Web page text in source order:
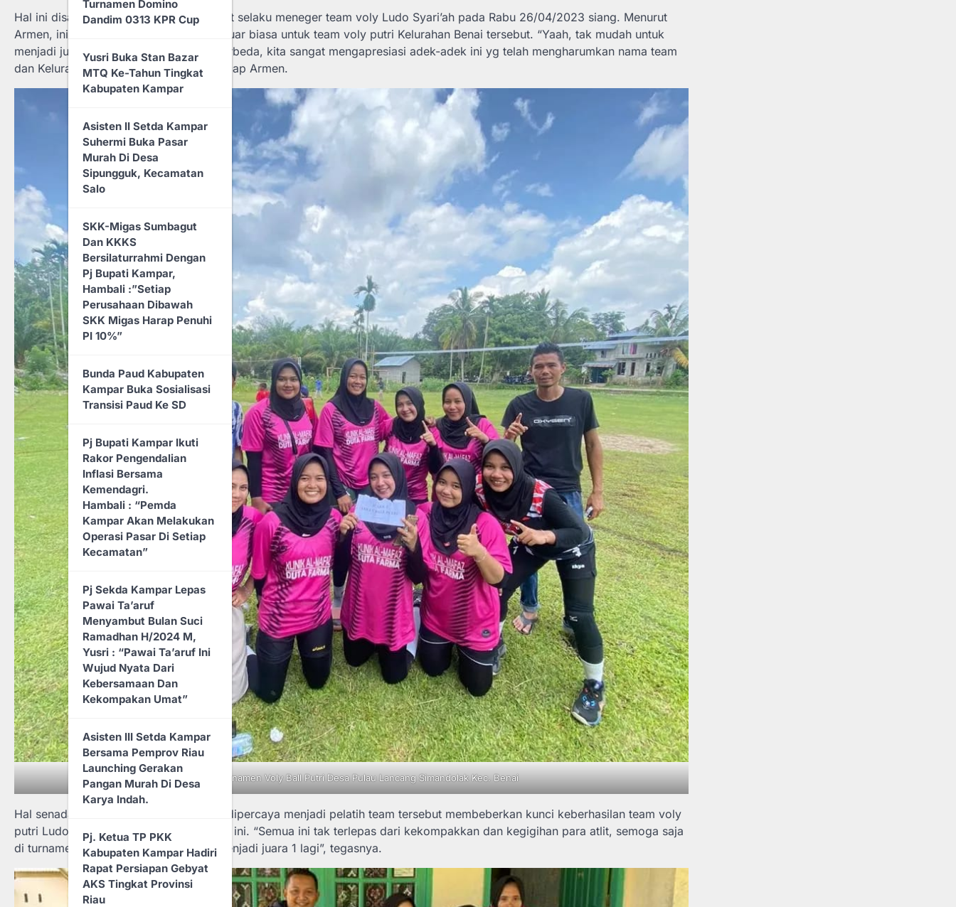
Balai Jaya
Dr.Pratomo, Bupati Rohil
H.Bistamam: Layani
Masyarakat Dengan
Rapat Paripurna DPRD
Rohil Dalam Rangka
Penyampaian Pidato
Perdana Bupati Periode
Dihadiri Bupati, DPRD
Sahkan RAPBD Rohil
Anggaran Tahun 2025
Sebesar Rp 2,6 Triliun
Wujudkan Layanan
Kesehatan Lebih Baik,
Perhatian Penuh Kepada
RSUD. Dr. RM. Pratomo
Bagansiapiapi
Turnamen Domino
Dandim 0313 KPR Cup
Yusri Buka Stan Bazar
MTQ Ke-Tahun Tingkat
Kabupaten Kampar
Asisten II Setda Kampar
Suhermi Buka Pasar
Murah Di Desa
Sipungguk, Kecamatan
Salo
SKK-Migas Sumbagut
Dan KKKS
Bersilaturrahmi Dengan
Pj Bupati Kampar,
Hambali :”Setiap
Perusahaan Dibawah
SKK Migas Harap Penuhi
PI 10%”
Bunda Paud Kabupaten
Kampar Buka Sosialisasi
Transisi Paud Ke SD
Pj Bupati Kampar Ikuti
Rakor Pengendalian
Inflasi Bersama
Kemendagri.
Hambali : “Pemda
Kampar Akan Melakukan
Operasi Pasar Di Setiap
Kecamatan”
Pj Sekda Kampar Lepas
Pawai Ta’aruf
Menyambut Bulan Suci
Ramadhan H/2024 M,
Yusri : “Pawai Ta’aruf Ini
Wujud Nyata Dari
Kebersamaan Dan
Kekompakan Umat”
Asisten III Setda Kampar
Bersama Pemprov Riau
Launching Gerakan
Pangan Murah Di Desa
Karya Indah.
Pj. Ketua TP PKK
Kabupaten Kampar Hadiri
Rapat Persiapan Gebyat
AKS Tingkat Provinsi
Riau
Hal ini disampaikan oleh Armen Arif, S.pt selaku meneger team voly Ludo Syari’ah pada Rabu 26/04/2023 siang. Menurut
Armen, ini suatu pencapaian yg sangat luar biasa untuk team voly putri Kelurahan Benai tersebut. “Yaah, tak mudah untuk
menjadi juara pertama di 3 turnamen berbeda, kita sangat mengapresiasi adek-adek ini yg telah mengharumkan nama team
dan Kelurahan Benai pada umumnya”, ucap Armen.
Juara 1 Turnamen Voly Ball Putri Desa Pulau Lancang Simandolak Kec. Benai
Hal senada dengan ini, Delta Faizen yg dipercaya menjadi pelatih team tersebut membeberkan kunci keberhasilan team voly
putri Ludo Syari’ah yg mencetak hattrick ini. “Semua ini tak terlepas dari kekompakkan dan kegigihan para atlit, semoga saja
di turnamen yg akan datang kita bisa menjadi juara 1 lagi”, tegasnya.